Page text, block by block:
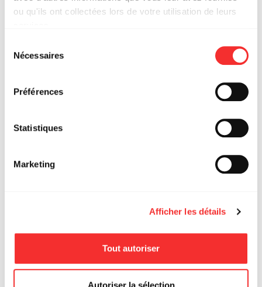
ou qu'ils ont collectées lors de votre utilisation de leurs
depuis la page Mentions Légales.
Nécessaires
Préférences
Statistiques
Marketing
Afficher les détails
Tout autoriser
LGMX